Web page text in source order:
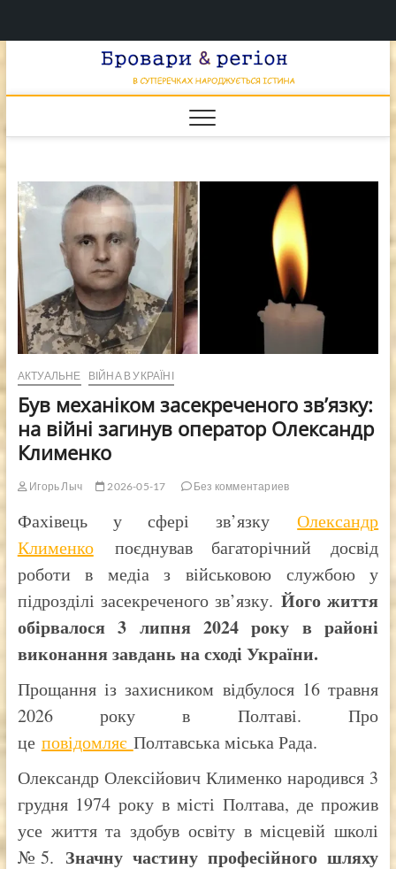
&
НАРОДЖУЄТЬСЯ
АКТУАЛЬНЕ ВІЙНА В УКРАЇНІ
Був механіком засекреченого зв’язку:
на війні загинув оператор Олександр
Клименко
Игорь Лыч 2026-05-17 Без комментариев
Фахівець у сфері зв’язкуОлександр
Клименкопоєднував багаторічний досвід
роботи в медіа з військовою службою у
підрозділі засекреченого зв’язку.Його життя
обірвалося 3 липня 2024 року в районі
виконання завдань на сході України.
Прощання із захисником відбулося 16 травня
2026 року в Полтаві. Про
це повідомляє Полтавська міська Рада.
Олександр Олексійович Клименко народився 3
грудня 1974 року в місті Полтава, де прожив
усе життя та здобув освіту в місцевій школі
№5. Значну частину професійного шляху